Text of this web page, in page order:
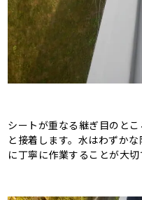
シートが重なる継ぎ目のと
と接着します。水はわずか
に丁寧に作業することが大切